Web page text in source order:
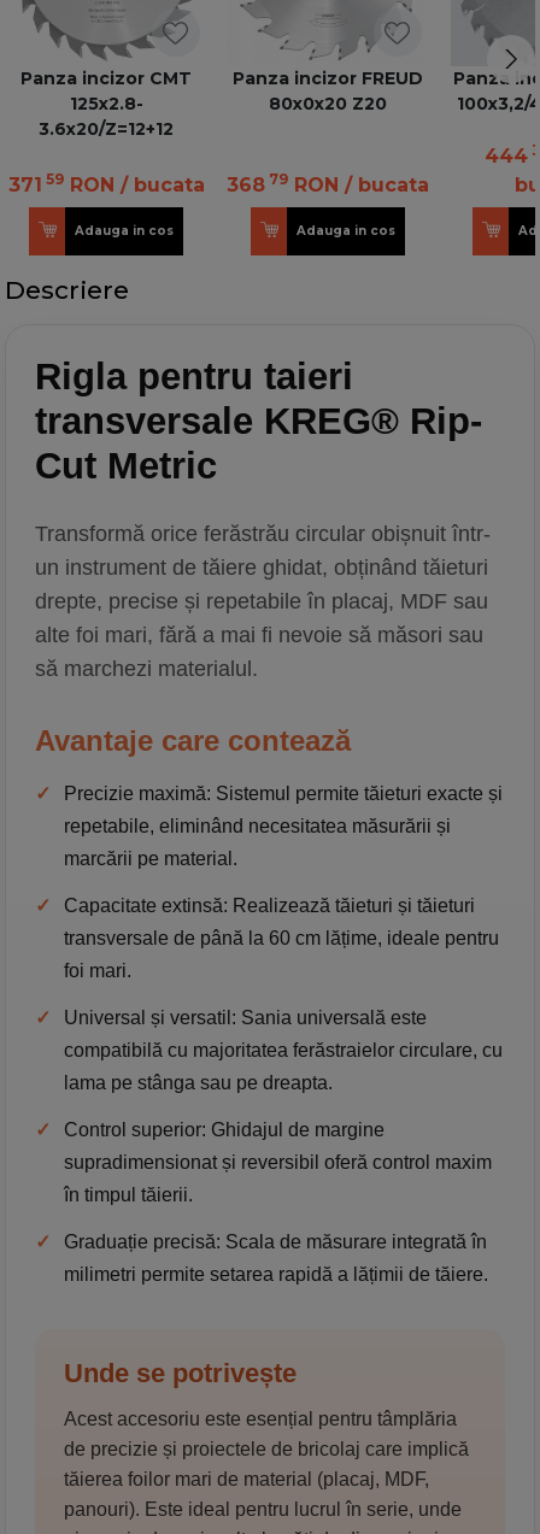
Panza incizor CMT
125x2.8-
3.6x20/Z=12+12
371 59 RON / bucata
Adauga in cos
Panza incizor FREUD
80x0x20 Z20
368 79 RON / bucata
Adauga in cos
Panza
100x3,2/
444
Descriere
Rigla pentru taieri
transversale KREG® Rip-
Cut Metric
Transformă orice ferăstrău circular obișnuit într-
un instrument de tăiere ghidat, obținând tăieturi
drepte, precise și repetabile în placaj, MDF sau
alte foi mari, fără a mai fi nevoie să măsori sau
să marchezi materialul.
Avantaje care contează
✓ Precizie maximă: Sistemul permite tăieturi exacte și
repetabile, eliminând necesitatea măsurării și
marcării pe material.
✓ Capacitate extinsă: Realizează tăieturi și tăieturi
transversale de până la 60 cm lățime, ideale pentru
foi mari.
✓ Universal și versatil: Sania universală este
compatibilă cu majoritatea ferăstraielor circulare, cu
lama pe stânga sau pe dreapta.
✓ Control superior: Ghidajul de margine
supradimensionat și reversibil oferă control maxim
în timpul tăierii.
✓ Graduație precisă: Scala de măsurare integrată în
milimetri permite setarea rapidă a lățimii de tăiere.
Unde se potrivește
Acest accesoriu este esențial pentru tâmplăria
de precizie și proiectele de bricolaj care implică
tăierea foilor mari de material (placaj, MDF,
panouri). Este ideal pentru lucrul în serie, unde